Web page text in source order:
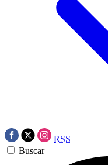
RSS
Buscar